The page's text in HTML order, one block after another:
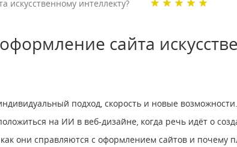
интеллекту?
сайта
подход, скорость и новые
на ИИ в веб-дизайне, когда речь идёт о
они справляются с оформлением сайтов и почему